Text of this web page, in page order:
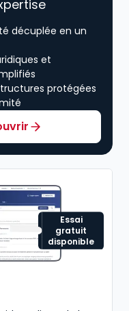
décuplée en un
et
protégées
Essai
gratuit
disponible